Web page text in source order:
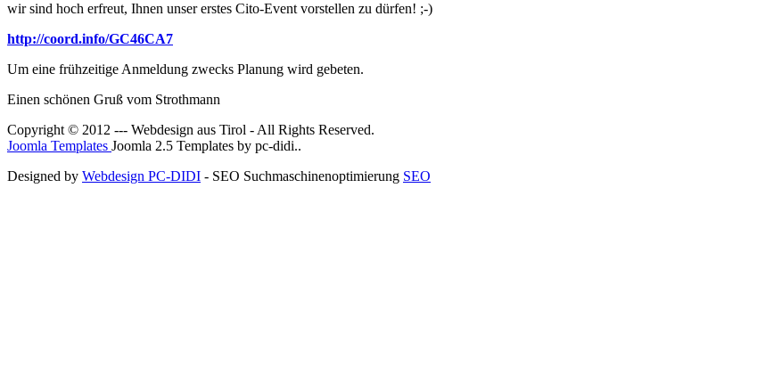
wir sind hoch erfreut, Ihnen unser erstes Cito-Event vorstellen zu dürfen! ;-)
http://coord.info/GC46CA7
Um eine frühzeitige Anmeldung zwecks Planung wird gebeten.
Einen schönen Gruß vom Strothmann
Copyright © 2012 --- Webdesign aus Tirol - All Rights Reserved.
Joomla Templates Joomla 2.5 Templates by pc-didi..
Designed by Webdesign PC-DIDI - SEO Suchmaschinenoptimierung SEO